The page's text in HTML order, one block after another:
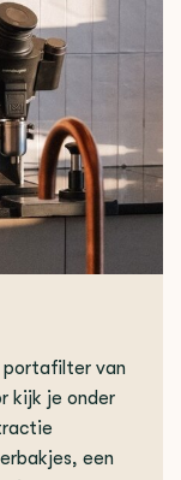
portafilter van
kijk je onder
een